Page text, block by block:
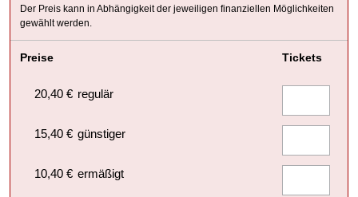
Der Preis kann in Abhängigkeit der jeweiligen finanziellen Möglichkeiten
gewählt werden.
Tickets
Preise
20,40 € regulär
15,40 € günstiger
10,40 € ermäßigt